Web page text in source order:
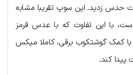
حدس زدید. این سوپ تقریبا مشابه
با این تفاوت که با عدس قرمز
با کمک گوشتکوب برقی، کاملا میکس
کند.